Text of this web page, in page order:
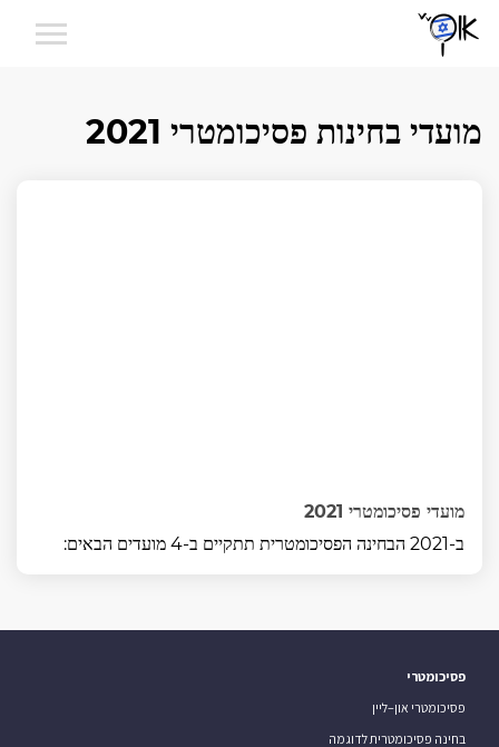
מועדי בחינות פסיכומטרי 2021
מועדי פסיכומטרי 2021
ב-2021 הבחינה הפסיכומטרית תתקיים ב-4 מועדים הבאים:
פסיכומטרי
פסיכומטרי און–ליין
בחינה פסיכומטרית לדוגמה